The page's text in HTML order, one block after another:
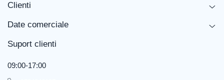
Clienti
Date comerciale
Suport clienti
09:00-17:00